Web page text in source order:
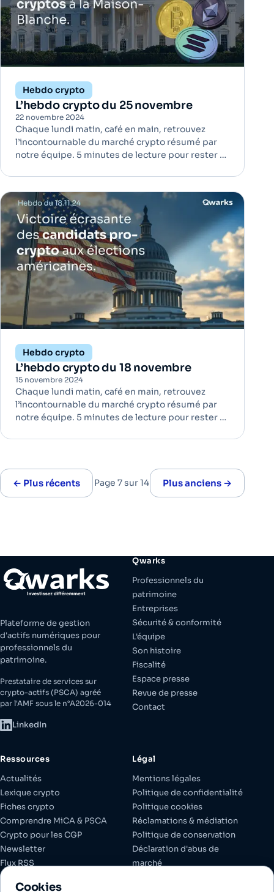
Hebdo crypto
L’hebdo crypto du 25 novembre
22 novembre 2024
Chaque lundi matin, café en main, retrouvez
l’incontournable du marché crypto résumé par
notre équipe. 5 minutes de lecture pour rester à
| Régulation Depuis sa récente élection, Donald
Trump multiplie les in
Hebdo crypto
L’hebdo crypto du 18 novembre
15 novembre 2024
Chaque lundi matin, café en main, retrouvez
l’incontournable du marché crypto résumé par
notre équipe. 5 minutes de lecture pour rester à
presque tous les candidats pro
← Plus récents Page 7 sur 14 Plus anciens →
Plateforme de gestion
d'actifs numériques pour
professionnels du
patrimoine.
Prestataire de services sur
crypto-actifs (PSCA) agréé
par l'AMF sous le n°A2026-014
LinkedIn
Qwarks
Professionnels du
patrimoine
Entreprises
Sécurité & conformité
L'équipe
Son histoire
Fiscalité
Espace presse
Revue de presse
Contact
Ressources
Actualités
Lexique crypto
Fiches crypto
Comprendre MiCA & PSCA
Crypto pour les CGP
Newsletter
Flux RSS
Espace client
Légal
Mentions légales
Politique de confidentialité
Politique cookies
Réclamations & médiation
Politique de conservation
Déclaration d'abus de
marché
Cookies